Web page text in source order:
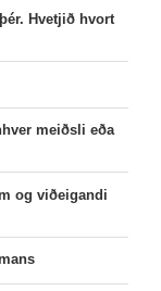
Hvetjið hvort
meiðsli eða
og viðeigandi